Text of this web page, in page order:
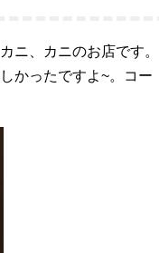
ニ、カニのお店です。
かったですよ~。コー